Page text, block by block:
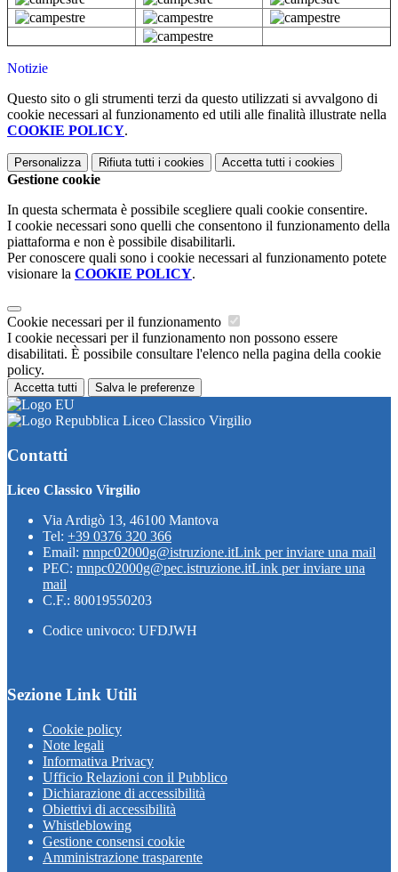
Notizie
Questo sito o gli strumenti terzi da questo utilizzati si avvalgono di
cookie necessari al funzionamento ed utili alle finalità illustrate nella
COOKIE POLICY.
Personalizza Rifiuta tutti i cookies Accetta tutti i cookies
Gestione cookie
In questa schermata è possibile scegliere quali cookie consentire.
I cookie necessari sono quelli che consentono il funzionamento della
piattaforma e non è possibile disabilitarli.
Per conoscere quali sono i cookie necessari al funzionamento potete
visionare la COOKIE POLICY.
Cookie necessari per il funzionamento
I cookie necessari per il funzionamento non possono essere
disabilitati. È possibile consultare l'elenco nella pagina della cookie
policy.
Accetta tutti Salva le preferenze
Liceo Classico Virgilio
Contatti
Liceo Classico Virgilio
Via Ardigò 13, 46100 Mantova
Tel: +39 0376 320 366
Email: mnpc02000g@istruzione.itLink per inviare una mail
PEC: mnpc02000g@pec.istruzione.itLink per inviare una
mail
C.F.: 80019550203
Codice univoco: UFDJWH
Sezione Link Utili
Cookie policy
Note legali
Informativa Privacy
Ufficio Relazioni con il Pubblico
Dichiarazione di accessibilità
Obiettivi di accessibilità
Whistleblowing
Gestione consensi cookie
Amministrazione trasparente